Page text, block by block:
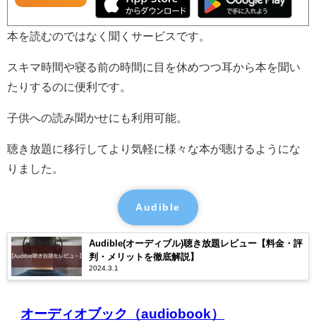
本を読むのではなく聞くサービスです。
スキマ時間や寝る前の時間に目を休めつつ耳から本を聞い
たりするのに便利です。
子供への読み聞かせにも利用可能。
聴き放題に移行してより気軽に様々な本が聴けるようにな
りました。
Audible
Audible(オーディブル)聴き放題レビュー【料金・評
判・メリットを徹底解説】
2024.3.1
オーディオブック（audiobook）